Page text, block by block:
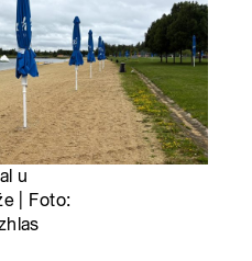
u
| Foto: